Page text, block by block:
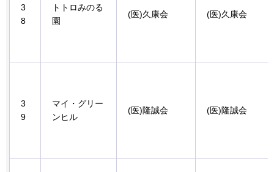
3
8
トトロみのる
園
(医)久康会 (医)久康会
3
9
マイ・グリー
ンヒル
(医)隆誠会 (医)隆誠会